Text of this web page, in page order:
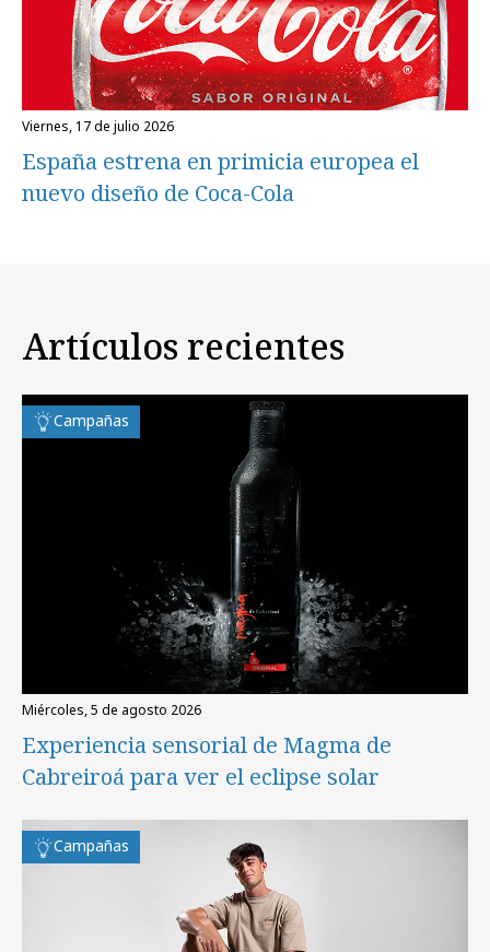
viernes, 17 de julio 2026
España estrena en primicia europea el
nuevo diseño de Coca-Cola
Artículos recientes
Campañas
miércoles, 5 de agosto 2026
Experiencia sensorial de Magma de
Cabreiroá para ver el eclipse solar
Campañas